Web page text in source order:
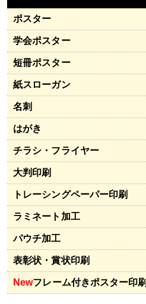
ポスター
学会ポスター
短冊ポスター
紙スローガン
名刺
はがき
チラシ・フライヤー
大判印刷
トレーシングペーパー印刷
ラミネート加工
パウチ加工
表彰状・賞状印刷
Newフレーム付きポスター印刷